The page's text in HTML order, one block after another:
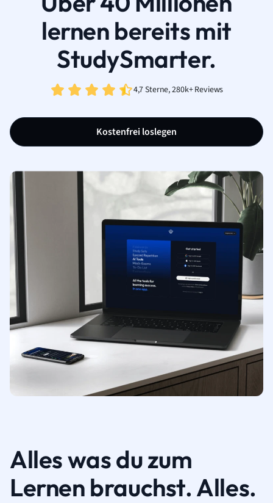
lernen bereits mit
StudySmarter.
4,7 Sterne, 280k+ Reviews
Kostenfrei loslegen
Alles was du zum
Lernen brauchst. Alles.